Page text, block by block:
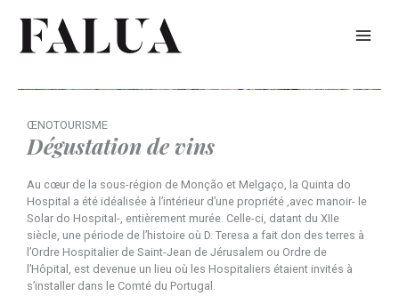
content
ŒNOTOURISME
Dégustation de vins
Au cœur de la sous-région de Monção et Melgaço, la Quinta do
Hospital a été idéalisée à l’intérieur d’une propriété ,avec manoir- le
Solar do Hospital-, entièrement murée. Celle-ci, datant du XIIe
siècle, une période de l’histoire où D. Teresa a fait don des terres à
l’Ordre Hospitalier de Saint-Jean de Jérusalem ou Ordre de
l’Hôpital, est devenue un lieu où les Hospitaliers étaient invités à
s’installer dans le Comté du Portugal.